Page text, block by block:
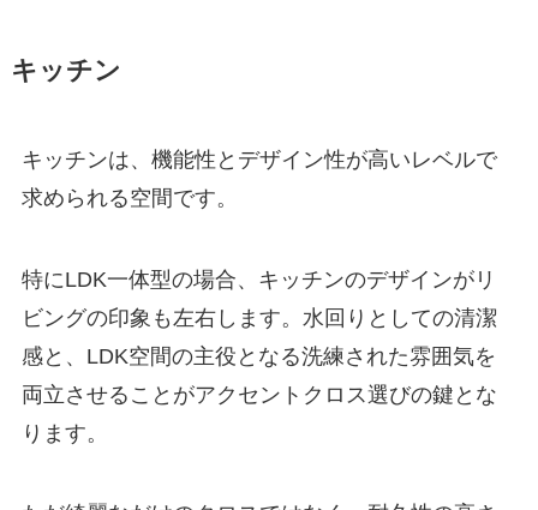
キッチン
キッチンは、機能性とデザイン性が高いレベルで
求められる空間です。
特にLDK一体型の場合、キッチンのデザインがリ
ビングの印象も左右します。水回りとしての清潔
感と、LDK空間の主役となる洗練された雰囲気を
両立させることがアクセントクロス選びの鍵とな
ります。